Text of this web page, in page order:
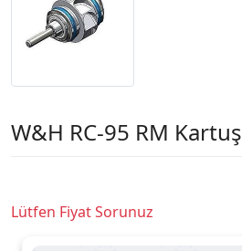
W&H RC-95 RM Kartuş
Lütfen Fiyat Sorunuz